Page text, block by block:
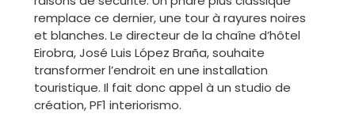
remplace ce dernier, une tour à rayures noires
et blanches. Le directeur de la chaîne d’hôtel
Eirobra, José Luis López Braña, souhaite
transformer l’endroit en une installation
touristique. Il fait donc appel à un studio de
création, PF1 interiorismo.